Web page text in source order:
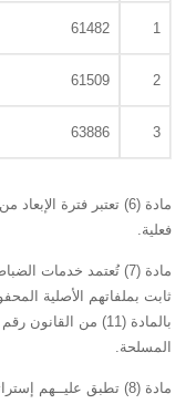
1
61482
2
61509
3
63886
مادة (6) تعتبر فترة
فعلية.
مادة (7) تُعتمد خدمات
ثابت بملفاتهم الأصلية
المسلحة.
مادة (8) تطبق عليــهم